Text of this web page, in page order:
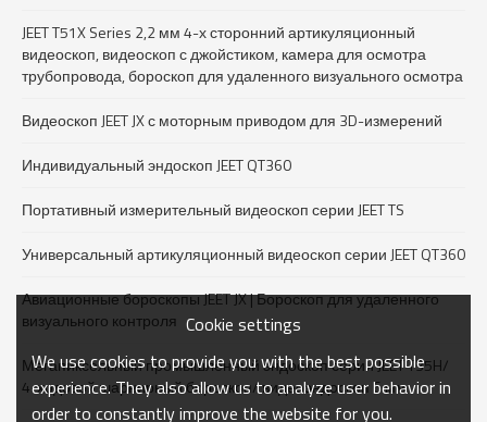
JEET T51X Series 2,2 мм 4-х сторонний артикуляционный
видеоскоп, видеоскоп с джойстиком, камера для осмотра
трубопровода, бороскоп для удаленного визуального осмотра
Видеоскоп JEET JX с моторным приводом для 3D-измерений
Индивидуальный эндоскоп JEET QT360
Портативный измерительный видеоскоп серии JEET TS
Универсальный артикуляционный видеоскоп серии JEET QT360
Авиационные бороскопы JEET JX | Бороскоп для удаленного
визуального контроля
Мегапиксельный промышленный эндоскоп серии JEET T35H/
4-ходовой шарнирный бороскоп/ видеоэндоскоп 6 мм
Cookie settings
We use cookies to provide you with the best possible
experience. They also allow us to analyze user behavior in
order to constantly improve the website for you.